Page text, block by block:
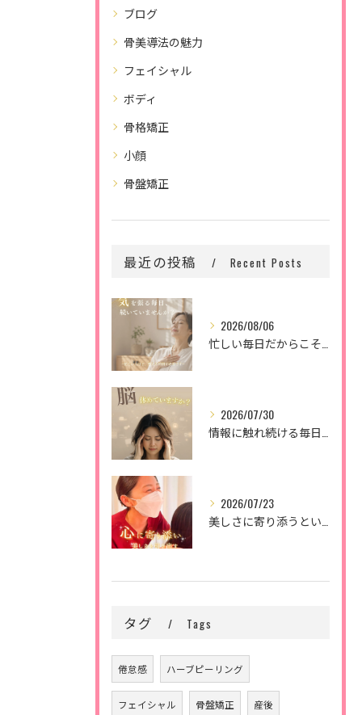
ブログ
骨美導法の魅力
フェイシャル
ボディ
骨格矯正
小顔
骨盤矯正
最近の投稿 Recent Posts
2026/08/06
2026/07/30
2026/07/23
タグ Tags
倦怠感 ハーブピーリング
フェイシャル 骨盤矯正 産後